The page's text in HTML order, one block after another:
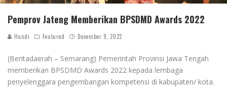
Pemprov Jateng Memberikan BPSDMD Awards 2022
Handi Featured December 9, 2022
(Beritadaerah – Semarang) Pemerintah Provinsi Jawa Tengah
memberikan BPSDMD Awards 2022 kepada lembaga
penyelenggara pengembangan kompetensi di kabupaten/ kota.